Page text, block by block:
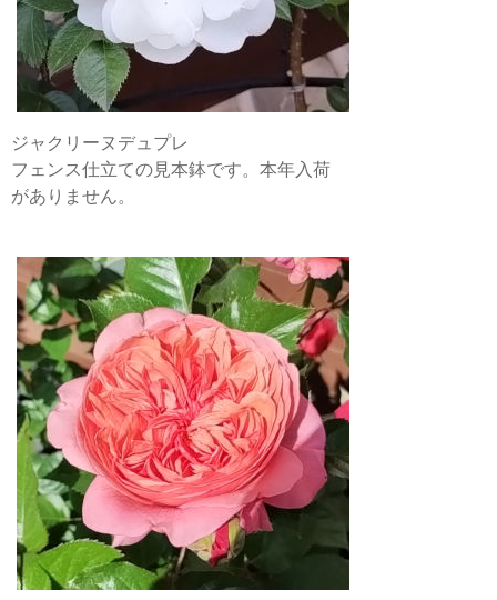
ジャクリーヌデュプレ
フェンス仕立ての見本鉢です。本年入荷
がありません。